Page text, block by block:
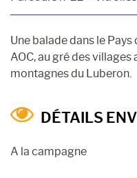
Une balade dans le
AOC, au gré des
montagnes du Luberon.
DÉTAILS
A la campagne